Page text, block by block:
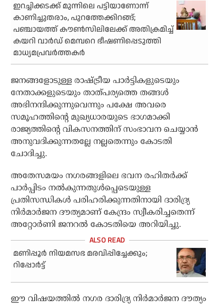
ഇറച്ചിക്കടക്ക് മുന്നിലെ പട്ടിയാണോന്ന്
കാണിച്ചുതരാം, പുറത്തേക്കിറങ്ങ്;
പഞ്ചായത്ത് കൗണ്‍സിലിലേക്ക് അതിക്രമിച്ച്
കയറി വാര്‍ഡ് മെമ്പറെ ഭീഷണിപ്പെടുത്തി
മാധ്യമപ്രവര്‍ത്തകര്‍
ജനങ്ങളോടുള്ള രാഷ്ട്രീയ പാര്‍ട്ടികളുടെയും
നേതാക്കളുടെയും താത്പര്യത്തെ തങ്ങള്‍
അഭിനന്ദിക്കുന്നുവെന്നും പക്ഷേ അവരെ
സമൂഹത്തിന്റെ മുഖ്യധാരയുടെ ഭാഗമാക്കി
രാജ്യത്തിന്റെ വികസനത്തിന് സംഭാവന ചെയ്യാന്‍
അനുവദിക്കുന്നതല്ലേ നല്ലതെന്നും കോടതി
ചോദിച്ചു.
അതേസമയം നഗരങ്ങളിലെ ഭവന രഹിതര്‍ക്ക്
പാര്‍പ്പിടം നല്‍കുന്നതുള്‍പ്പെടെയുള്ള
പ്രതിസന്ധികള്‍ പരിഹരിക്കുന്നതിനായി ദാരിദ്ര്യ
നിര്‍മാര്‍ജന ദൗത്യമാണ് കേന്ദ്രം സ്വീകരിച്ചതെന്ന്
അറ്റോര്‍ണി ജനറല്‍ കോടതിയെ അറിയിച്ചു.
മണിപ്പൂര്‍ നിയമസഭ മരവിപ്പിച്ചേക്കും;
റിപ്പോര്‍ട്ട്
ഈ വിഷയത്തില്‍ നഗര ദാരിദ്ര്യ നിര്‍മാര്‍ജന ദൗത്യം